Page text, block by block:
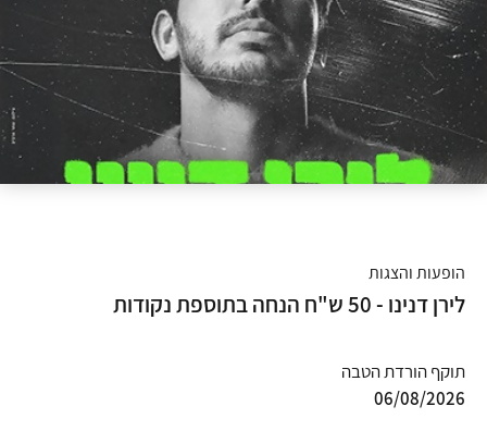
הופעות והצגות
לירן דנינו - 50 ש"ח הנחה בתוספת נקודות
תוקף הורדת הטבה
06/08/2026